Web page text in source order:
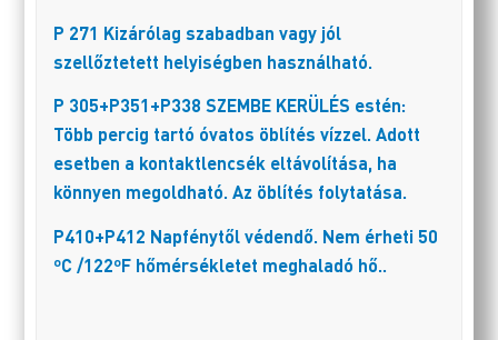
P 271 Kizárólag szabadban vagy jól
szellőztetett helyiségben használható.
P 305+P351+P338 SZEMBE KERÜLÉS estén:
Több percig tartó óvatos öblítés vízzel. Adott
esetben a kontaktlencsék eltávolítása, ha
könnyen megoldható. Az öblítés folytatása.
P410+P412 Napfénytől védendő. Nem érheti 50
ºC /122ºF hőmérsékletet meghaladó hő..